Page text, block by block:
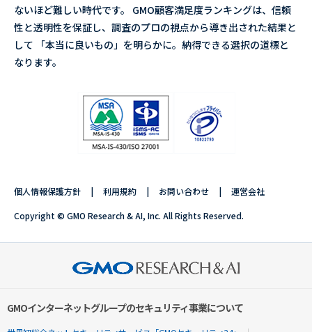
ないほど難しい時代です。 GMO顧客満足度ランキングは、信頼
性と透明性を保証し、調査のプロの視点から導き出された結果と
して 「本当に良いもの」を明らかに。納得できる選択の道標と
なります。
個人情報保護方針 利用規約 お問い合わせ 運営会社
Copyright © GMO Research & AI, Inc. All Rights Reserved.
GMOインターネットグループのセキュリティ事業について